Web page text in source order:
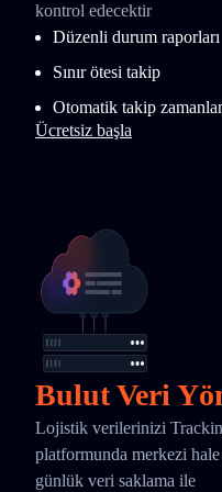
kontrol edecektir
Düzenli durum raporları
Sınır ötesi takip
Otomatik takip
Ücretsiz başla
Bulut Veri
Lojistik verilerinizi
platformunda merkezi
günlük veri saklama ile